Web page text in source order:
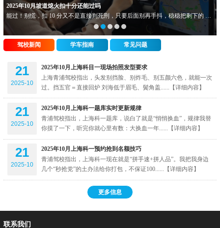
2025年10月坡道熄火扣十分还能过吗
能过！别慌，扣 10 分又不是直接判死刑，只要后面别再手抖，稳稳把剩下的 90
分揣兜里就行。给你打颗定心丸坡道熄火＋正确重新点火＝只扣 10 分（80
分......
驾校新闻
学车指南 常见问题
21
2025-10
2025年10月上海科目一现场拍照发型要求
上海青浦驾校指出，头发别挡脸、别炸毛、别五颜六色，就能一次
过。挡五官＝直接回炉 刘海低于眉毛、鬓角盖......【详细内容】
21
2025-10
2025年10月上海科一题库实时更新规律
青浦驾校指出，上海科一题库，说白了就是“悄悄换血”，规律我替
你摸了一下，听完你就心里有数：大换血一年......【详细内容】
21
2025-10
2025年10月上海科一预约抢到名额技巧
青浦驾校指出，上海科一现在就是“拼手速+拼人品”。我把我身边
几个“秒抢党”的土办法给你打包，不保证100......【详细内容】
更多信息
联系我们